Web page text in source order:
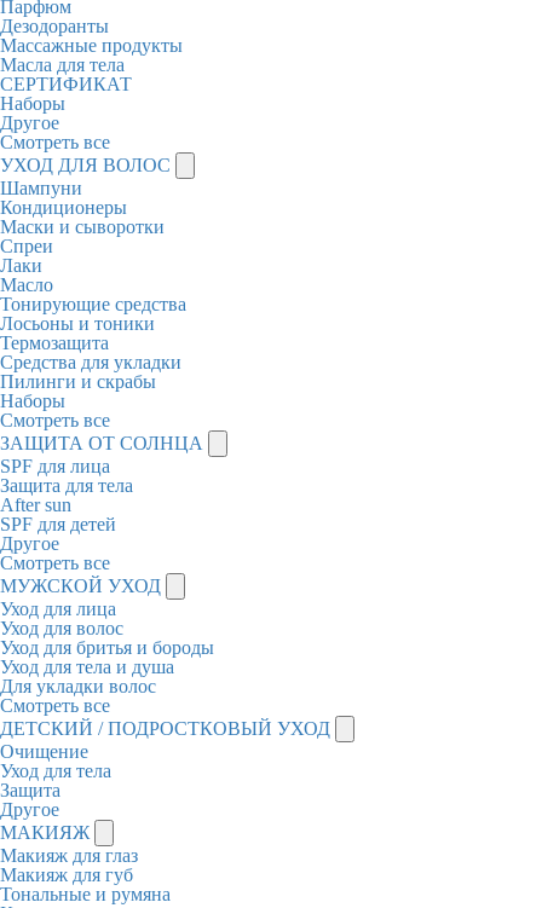
Парфюм
Дезодоранты
Массажные продукты
Масла для тела
СЕРТИФИКАТ
Наборы
Другое
Смотреть все
УХОД ДЛЯ ВОЛОС
Шампуни
Кондиционеры
Маски и сыворотки
Спреи
Лаки
Масло
Тонирующие средства
Лосьоны и тоники
Термозащита
Средства для укладки
Пилинги и скрабы
Наборы
Смотреть все
ЗАЩИТА ОТ СОЛНЦА
SPF для лица
Защита для тела
After sun
SPF для детей
Другое
Смотреть все
МУЖСКОЙ УХОД
Уход для лица
Уход для волос
Уход для бритья и бороды
Уход для тела и душа
Для укладки волос
Смотреть все
ДЕТСКИЙ / ПОДРОСТКОВЫЙ УХОД
Очищение
Уход для тела
Защита
Другое
МАКИЯЖ
Макияж для глаз
Макияж для губ
Тональные и румяна